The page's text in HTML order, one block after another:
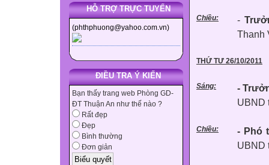
HỖ TRỢ TRỰC TUYẾN
(phthphuong@yahoo.com.vn)
ĐIỀU TRA Ý KIẾN
Bạn thấy trang web Phòng GD-
ĐT Thuận An như thế nào ?
Rất đẹp
Đẹp
Bình thường
Đơn giản
Chiều: -
Thanh
THỨ TƯ 26/10/2011
Sáng:
-
UBND
Chiều:
- Phó
UBND